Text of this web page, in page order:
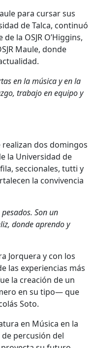
para cursar sus
de Talca, continuó
la OSJR O’Higgins,
Maule, donde
en la música y en la
trabajo en equipo y
realizan dos domingos
la Universidad de
seccionales, tutti y
la convivencia
Son un
donde aprendo y
Jorquera y con los
las experiencias más
la creación de un
en su tipo— que
Soto.
en Música en la
percusión del